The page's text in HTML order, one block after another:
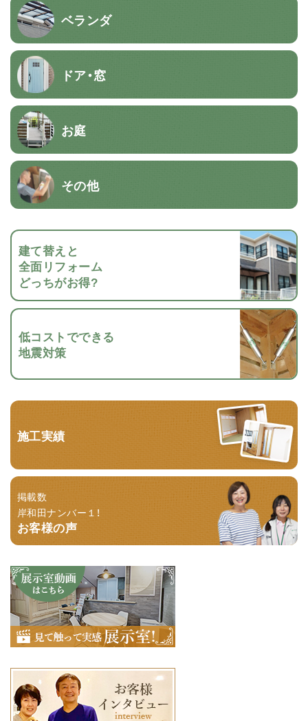
ベランダ
ドア・窓
お庭
その他
建て替えと
全面リフォーム
どっちがお得?
低コストでできる
地震対策
施工実績
掲載数
岸和田ナンバー１！
お客様の声